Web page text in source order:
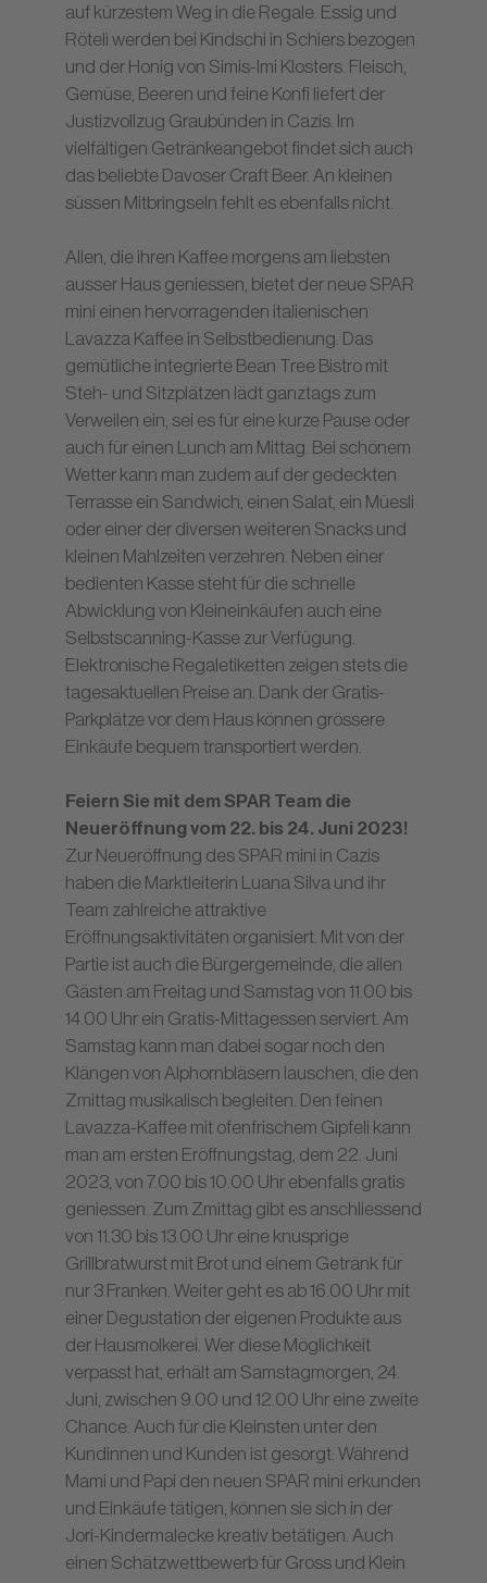
auf kürzestem Weg in die Regale. Essig und
Röteli werden bei Kindschi in Schiers bezogen
und der Honig von Simis-Imi Klosters. Fleisch,
Gemüse, Beeren und feine Konfi liefert der
Justizvollzug Graubünden in Cazis. Im
vielfältigen Getränkeangebot findet sich auch
das beliebte Davoser Craft Beer. An kleinen
süssen Mitbringseln fehlt es ebenfalls nicht.
Allen, die ihren Kaffee morgens am liebsten
ausser Haus geniessen, bietet der neue SPAR
mini einen hervorragenden italienischen
Lavazza Kaffee in Selbstbedienung. Das
gemütliche integrierte Bean Tree Bistro mit
Steh- und Sitzplätzen lädt ganztags zum
Verweilen ein, sei es für eine kurze Pause oder
auch für einen Lunch am Mittag. Bei schönem
Wetter kann man zudem auf der gedeckten
Terrasse ein Sandwich, einen Salat, ein Müesli
oder einer der diversen weiteren Snacks und
kleinen Mahlzeiten verzehren. Neben einer
bedienten Kasse steht für die schnelle
Abwicklung von Kleineinkäufen auch eine
Selbstscanning-Kasse zur Verfügung.
Elektronische Regaletiketten zeigen stets die
tagesaktuellen Preise an. Dank der Gratis-
Parkplätze vor dem Haus können grössere
Einkäufe bequem transportiert werden.
Feiern Sie mit dem SPAR Team die
Neueröffnung vom 22. bis 24. Juni 2023!
Zur Neueröffnung des SPAR mini in Cazis
haben die Marktleiterin Luana Silva und ihr
Team zahlreiche attraktive
Eröffnungsaktivitäten organisiert. Mit von der
Partie ist auch die Bürgergemeinde, die allen
Gästen am Freitag und Samstag von 11.00 bis
14.00 Uhr ein Gratis-Mittagessen serviert. Am
Samstag kann man dabei sogar noch den
Klängen von Alphornbläsern lauschen, die den
Zmittag musikalisch begleiten. Den feinen
Lavazza-Kaffee mit ofenfrischem Gipfeli kann
man am ersten Eröffnungstag, dem 22. Juni
2023, von 7.00 bis 10.00 Uhr ebenfalls gratis
geniessen. Zum Zmittag gibt es anschliessend
von 11.30 bis 13.00 Uhr eine knusprige
Grillbratwurst mit Brot und einem Getränk für
nur 3 Franken. Weiter geht es ab 16.00 Uhr mit
einer Degustation der eigenen Produkte aus
der Hausmolkerei. Wer diese Möglichkeit
verpasst hat, erhält am Samstagmorgen, 24.
Juni, zwischen 9.00 und 12.00 Uhr eine zweite
Chance. Auch für die Kleinsten unter den
Kundinnen und Kunden ist gesorgt: Während
Mami und Papi den neuen SPAR mini erkunden
und Einkäufe tätigen, können sie sich in der
Jori-Kindermalecke kreativ betätigen. Auch
einen Schätzwettbewerb für Gross und Klein